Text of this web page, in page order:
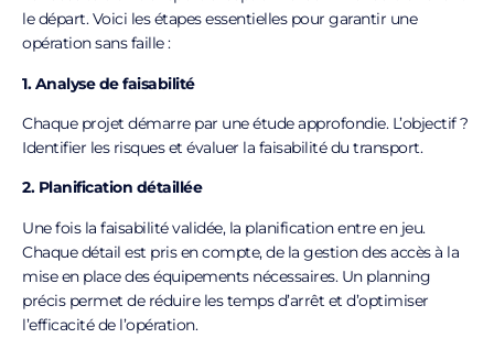
le départ. Voici les étapes essentielles pour garantir une
opération sans faille :
1. Analyse de faisabilité
Chaque projet démarre par une étude approfondie. L’objectif ?
Identifier les risques et évaluer la faisabilité du transport.
2. Planification détaillée
Une fois la faisabilité validée, la planification entre en jeu.
Chaque détail est pris en compte, de la gestion des accès à la
mise en place des équipements nécessaires. Un planning
précis permet de réduire les temps d’arrêt et d’optimiser
l’efficacité de l’opération.